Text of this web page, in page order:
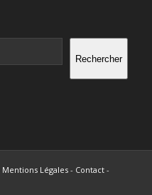
Rechercher
Mentions Légales- Contact-